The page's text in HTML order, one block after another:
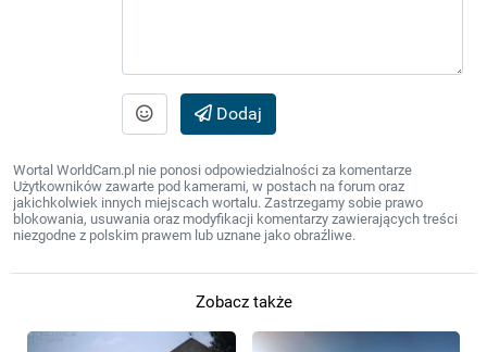
Dodaj
Wortal WorldCam.pl nie ponosi odpowiedzialności za komentarze
Użytkowników zawarte pod kamerami, w postach na forum oraz
jakichkolwiek innych miejscach wortalu. Zastrzegamy sobie prawo
blokowania, usuwania oraz modyfikacji komentarzy zawierających treści
niezgodne z polskim prawem lub uznane jako obraźliwe.
Zobacz także